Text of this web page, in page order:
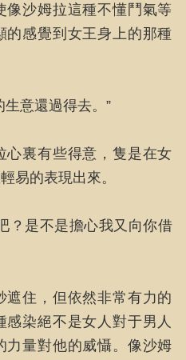
像沙姆拉這種不懂鬥氣等
的感覺到女王身上的那種
意還過得去。”
心裏有些得意，隻是在女
易的表現出來。
？是不是擔心我又向你借
遮住，但依然非常有力的
染絕不是女人對于男人
力量對他的威懾。像沙姆